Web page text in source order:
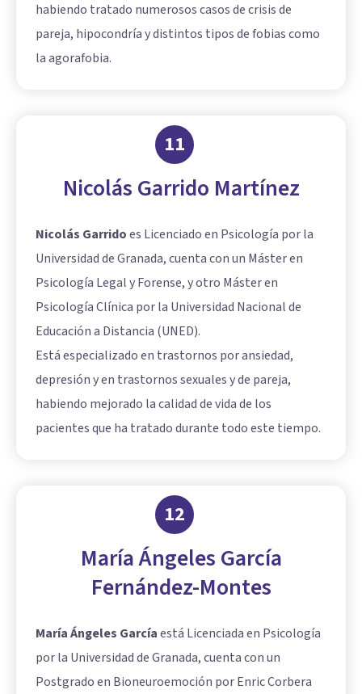
habiendo tratado numerosos casos de crisis de
pareja, hipocondría y distintos tipos de fobias como
la agorafobia.
11
Nicolás Garrido Martínez
Nicolás Garridoes Licenciado en Psicología por la
Universidad de Granada, cuenta con un Máster en
Psicología Legal y Forense, y otro Máster en
Psicología Clínica por la Universidad Nacional de
Educación a Distancia (UNED).
Está especializado en trastornos por ansiedad,
depresión y en trastornos sexuales y de pareja,
habiendo mejorado la calidad de vida de los
pacientes que ha tratado durante todo este tiempo.
12
María Ángeles García
Fernández-Montes
María Ángeles Garcíaestá Licenciada en Psicología
por la Universidad de Granada, cuenta con un
Postgrado en Bioneuroemoción por Enric Corbera